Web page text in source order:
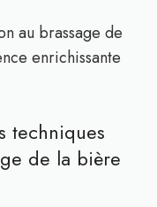
au brassage de
enrichissante
techniques
de la bière